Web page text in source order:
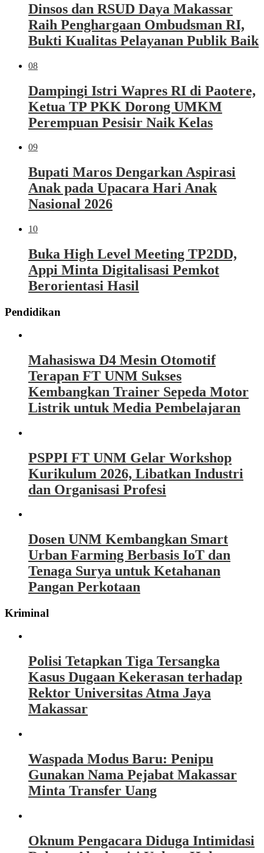
Dinsos dan RSUD Daya Makassar
Raih Penghargaan Ombudsman RI,
Bukti Kualitas Pelayanan Publik Baik
08
Dampingi Istri Wapres RI di Paotere,
Ketua TP PKK Dorong UMKM
Perempuan Pesisir Naik Kelas
09
Bupati Maros Dengarkan Aspirasi
Anak pada Upacara Hari Anak
Nasional 2026
10
Buka High Level Meeting TP2DD,
Appi Minta Digitalisasi Pemkot
Berorientasi Hasil
Pendidikan
Mahasiswa D4 Mesin Otomotif
Terapan FT UNM Sukses
Kembangkan Trainer Sepeda Motor
Listrik untuk Media Pembelajaran
PSPPI FT UNM Gelar Workshop
Kurikulum 2026, Libatkan Industri
dan Organisasi Profesi
Dosen UNM Kembangkan Smart
Urban Farming Berbasis IoT dan
Tenaga Surya untuk Ketahanan
Pangan Perkotaan
Kriminal
Polisi Tetapkan Tiga Tersangka
Kasus Dugaan Kekerasan terhadap
Rektor Universitas Atma Jaya
Makassar
Waspada Modus Baru: Penipu
Gunakan Nama Pejabat Makassar
Minta Transfer Uang
Oknum Pengacara Diduga Intimidasi